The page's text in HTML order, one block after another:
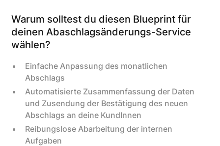
Warum solltest du diesen Blueprint für
deinen Abaschlagsänderungs-Service
wählen?
Einfache Anpassung des monatlichen
Abschlags
Automatisierte Zusammenfassung der Daten
und Zusendung der Bestätigung des neuen
Abschlags an deine KundInnen
Reibungslose Abarbeitung der internen
Aufgaben